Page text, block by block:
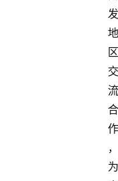
发
地
区
交
流
合
作
，
为